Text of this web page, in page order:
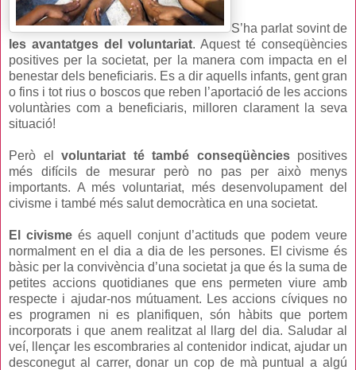
S’ha parlat sovint de
les avantatges del voluntariat. Aquest té conseqüències
positives per la societat, per la manera com impacta en el
benestar dels beneficiaris. Es a dir aquells infants, gent gran
o fins i tot rius o boscos que reben l’aportació de les accions
voluntàries com a beneficiaris, milloren clarament la seva
situació!
Però el voluntariat té també conseqüènciespositives
més difícils de mesurar però no pas per això menys
importants. A més voluntariat, més desenvolupament del
civisme i també més salut democràtica en una societat.
El civisme és aquell conjunt d’actituds que podem veure
normalment en el dia a dia de les persones. El civisme és
bàsic per la convivència d’una societat ja que és la suma de
petites accions quotidianes que ens permeten viure amb
respecte i ajudar-nos mútuament. Les accions cíviques no
es programen ni es planifiquen, són hàbits que portem
incorporats i que anem realitzat al llarg del dia. Saludar al
veí, llençar les escombraries al contenidor indicat, ajudar un
desconegut al carrer, donar un cop de mà puntual a algú